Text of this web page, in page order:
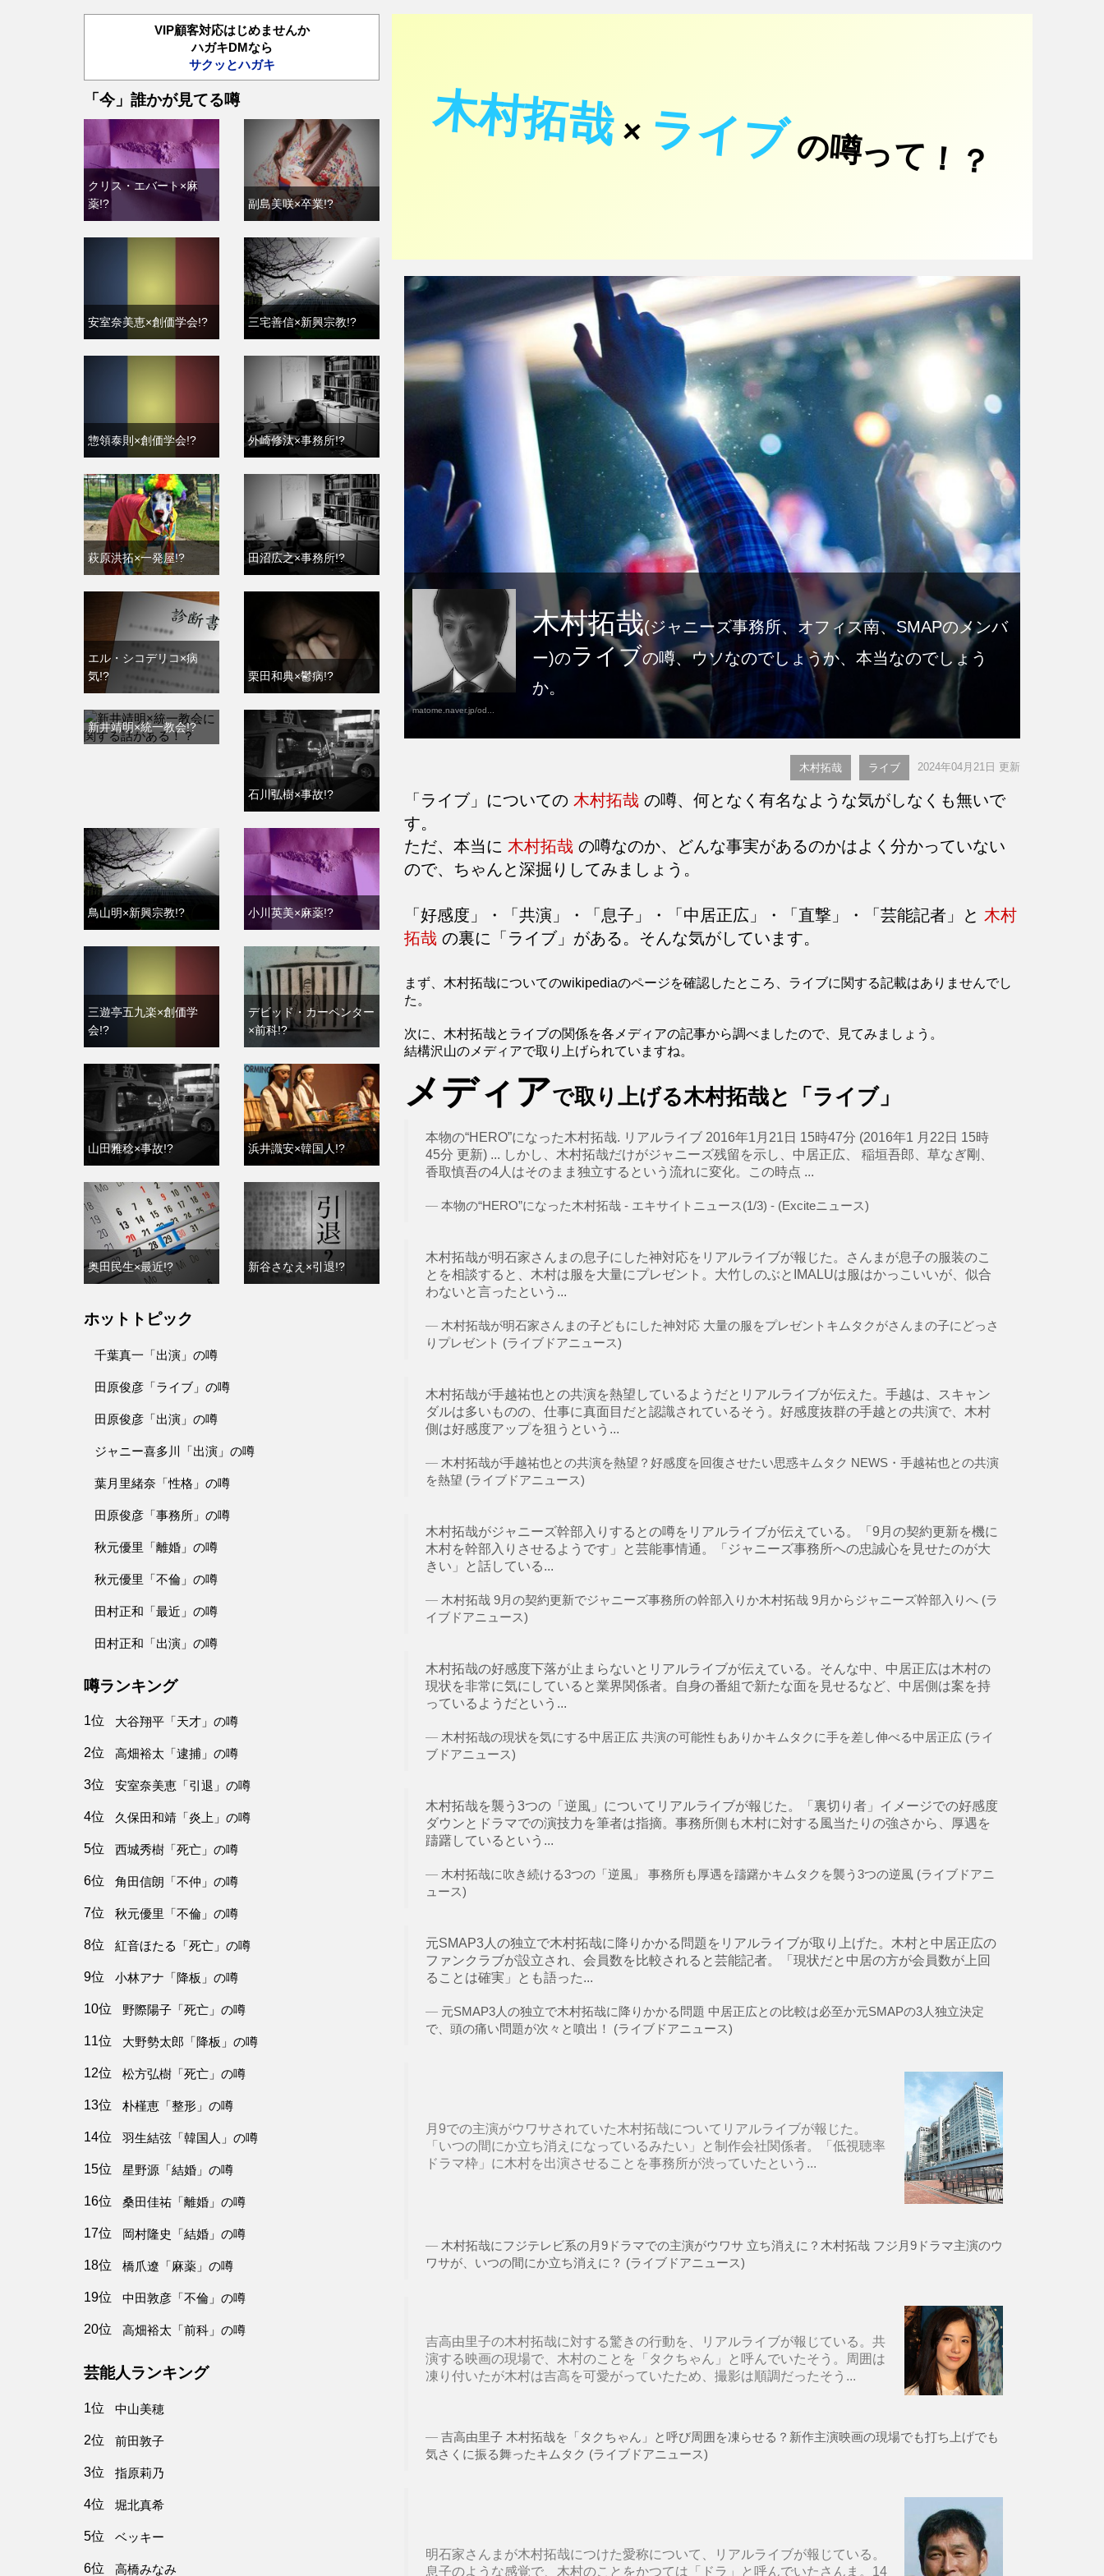
木村拓哉× ライブの噂って！？
matome.naver.jp/od...
木村拓哉(ジャニーズ事務所、オフィス南、SMAPのメンバ
ー)のライブの噂、ウソなのでしょうか、本当なのでしょう
か。
木村拓哉 ライブ 2024年04月21日 更新
「ライブ」についての 木村拓哉 の噂、何となく有名なような気がしなくも無いで
す。
ただ、本当に 木村拓哉 の噂なのか、どんな事実があるのかはよく分かっていない
ので、ちゃんと深掘りしてみましょう。
「好感度」・「共演」・「息子」・「中居正広」・「直撃」・「芸能記者」と 木村
拓哉 の裏に「ライブ」がある。そんな気がしています。
まず、木村拓哉についてのwikipediaのページを確認したところ、ライブに関する記載はありませんでし
た。
次に、木村拓哉とライブの関係を各メディアの記事から調べましたので、見てみましょう。
結構沢山のメディアで取り上げられていますね。
メディアで取り上げる木村拓哉と「ライブ」
本物の“HERO”になった木村拓哉. リアルライブ 2016年1月21日 15時47分 (2016年1 月22日 15時
45分 更新) ... しかし、木村拓哉だけがジャニーズ残留を示し、中居正広、 稲垣吾郎、草なぎ剛、
香取慎吾の4人はそのまま独立するという流れに変化。この時点 ...
本物の“HERO”になった木村拓哉 - エキサイトニュース(1/3) - (Exciteニュース)
木村拓哉が明石家さんまの息子にした神対応をリアルライブが報じた。さんまが息子の服装のこ
とを相談すると、木村は服を大量にプレゼント。大竹しのぶとIMALUは服はかっこいいが、似合
わないと言ったという...
木村拓哉が明石家さんまの子どもにした神対応 大量の服をプレゼントキムタクがさんまの子にどっさ
りプレゼント (ライブドアニュース)
木村拓哉が手越祐也との共演を熱望しているようだとリアルライブが伝えた。手越は、スキャン
ダルは多いものの、仕事に真面目だと認識されているそう。好感度抜群の手越との共演で、木村
側は好感度アップを狙うという...
木村拓哉が手越祐也との共演を熱望？好感度を回復させたい思惑キムタク NEWS・手越祐也との共演
を熱望 (ライブドアニュース)
木村拓哉がジャニーズ幹部入りするとの噂をリアルライブが伝えている。「9月の契約更新を機に
木村を幹部入りさせるようです」と芸能事情通。「ジャニーズ事務所への忠誠心を見せたのが大
きい」と話している...
木村拓哉 9月の契約更新でジャニーズ事務所の幹部入りか木村拓哉 9月からジャニーズ幹部入りへ (ラ
イブドアニュース)
木村拓哉の好感度下落が止まらないとリアルライブが伝えている。そんな中、中居正広は木村の
現状を非常に気にしていると業界関係者。自身の番組で新たな面を見せるなど、中居側は案を持
っているようだという...
木村拓哉の現状を気にする中居正広 共演の可能性もありかキムタクに手を差し伸べる中居正広 (ライ
ブドアニュース)
木村拓哉を襲う3つの「逆風」についてリアルライブが報じた。「裏切り者」イメージでの好感度
ダウンとドラマでの演技力を筆者は指摘。事務所側も木村に対する風当たりの強さから、厚遇を
躊躇しているという...
木村拓哉に吹き続ける3つの「逆風」 事務所も厚遇を躊躇かキムタクを襲う3つの逆風 (ライブドアニ
ュース)
元SMAP3人の独立で木村拓哉に降りかかる問題をリアルライブが取り上げた。木村と中居正広の
ファンクラブが設立され、会員数を比較されると芸能記者。「現状だと中居の方が会員数が上回
ることは確実」とも語った...
元SMAP3人の独立で木村拓哉に降りかかる問題 中居正広との比較は必至か元SMAPの3人独立決定
で、頭の痛い問題が次々と噴出！ (ライブドアニュース)
月9での主演がウワサされていた木村拓哉についてリアルライブが報じた。
「いつの間にか立ち消えになっているみたい」と制作会社関係者。「低視聴率
ドラマ枠」に木村を出演させることを事務所が渋っていたという...
木村拓哉にフジテレビ系の月9ドラマでの主演がウワサ 立ち消えに？木村拓哉 フジ月9ドラマ主演のウ
ワサが、いつの間にか立ち消えに？ (ライブドアニュース)
吉高由里子の木村拓哉に対する驚きの行動を、リアルライブが報じている。共
演する映画の現場で、木村のことを「タクちゃん」と呼んでいたそう。周囲は
凍り付いたが木村は吉高を可愛がっていたため、撮影は順調だったそう...
吉高由里子 木村拓哉を「タクちゃん」と呼び周囲を凍らせる？新作主演映画の現場でも打ち上げでも
気さくに振る舞ったキムタク (ライブドアニュース)
明石家さんまが木村拓哉につけた愛称について、リアルライブが報じている。
息子のような感覚で、木村のことをかつては「ドラ」と呼んでいたさんま。14
VIP顧客対応はじめませんか
ハガキDMなら
サクッとハガキ
「今」誰かが見てる噂
クリス・エバート×麻
薬!?
副島美咲×卒業!?
安室奈美恵×創価学会!? 三宅善信×新興宗教!?
惣領泰則×創価学会!? 外崎修汰×事務所!?
萩原洪拓×一発屋!? 田沼広之×事務所!?
エル・シコデリコ×病
気!?
栗田和典×鬱病!?
新井靖明×統一教会!?
石川弘樹×事故!?
鳥山明×新興宗教!? 小川英美×麻薬!?
三遊亭五九楽×創価学
会!?
デビッド・カーペンター
×前科!?
山田雅稔×事故!? 浜井識安×韓国人!?
奥田民生×最近!? 新谷さなえ×引退!?
ホットトピック
千葉真一「出演」の噂
田原俊彦「ライブ」の噂
田原俊彦「出演」の噂
ジャニー喜多川「出演」の噂
葉月里緒奈「性格」の噂
田原俊彦「事務所」の噂
秋元優里「離婚」の噂
秋元優里「不倫」の噂
田村正和「最近」の噂
田村正和「出演」の噂
噂ランキング
1位 大谷翔平「天才」の噂
2位 高畑裕太「逮捕」の噂
3位 安室奈美恵「引退」の噂
4位 久保田和靖「炎上」の噂
5位 西城秀樹「死亡」の噂
6位 角田信朗「不仲」の噂
7位 秋元優里「不倫」の噂
8位 紅音ほたる「死亡」の噂
9位 小林アナ「降板」の噂
10位 野際陽子「死亡」の噂
11位 大野勢太郎「降板」の噂
12位 松方弘樹「死亡」の噂
13位 朴槿恵「整形」の噂
14位 羽生結弦「韓国人」の噂
15位 星野源「結婚」の噂
16位 桑田佳祐「離婚」の噂
17位 岡村隆史「結婚」の噂
18位 橋爪遼「麻薬」の噂
19位 中田敦彦「不倫」の噂
20位 高畑裕太「前科」の噂
芸能人ランキング
1位 中山美穂
2位 前田敦子
3位 指原莉乃
4位 堀北真希
5位 ベッキー
6位 高橋みなみ